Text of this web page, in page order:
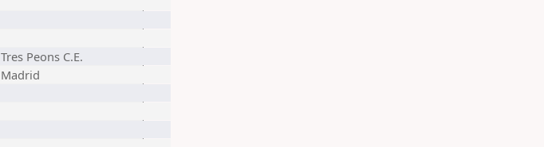
Tres Peons C.E.
Madrid